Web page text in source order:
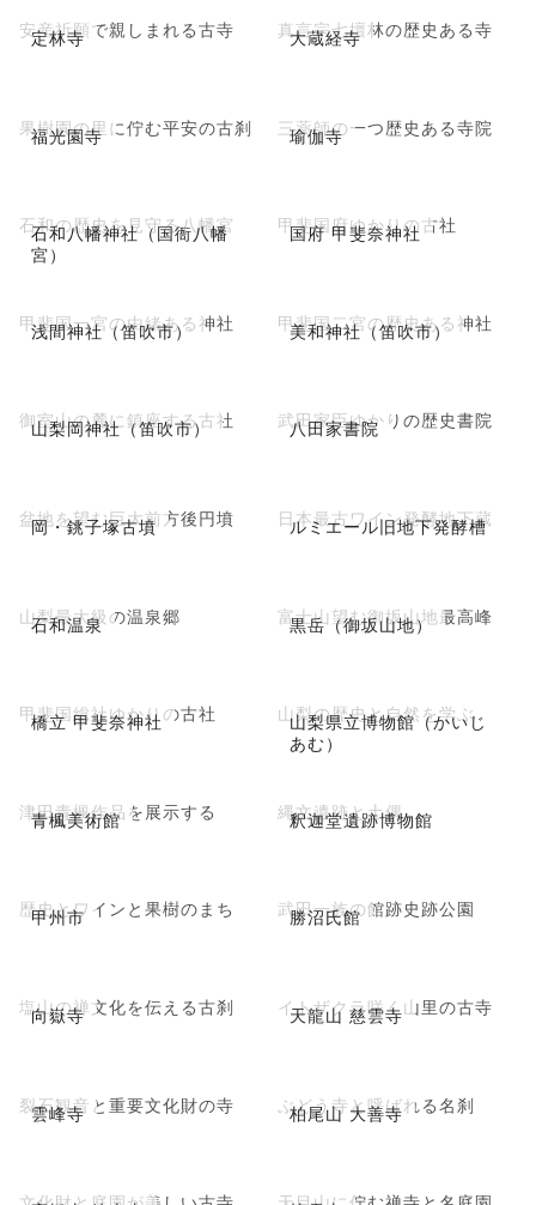
定林寺
安産祈願で親しまれる古寺 大蔵経寺
真言宗七壇林の歴史ある寺
福光園寺
果樹園の里に佇む平安の古刹 瑜伽寺
三薬師の一つ歴史ある寺院
石和八幡神社（国衙八幡
宮）
石和の歴史を見守る八幡宮 国府 甲斐奈神社
甲斐国府ゆかりの古社
浅間神社（笛吹市）
甲斐国一宮の由緒ある神社 美和神社（笛吹市）
甲斐国二宮の歴史ある神社
山梨岡神社（笛吹市）
御室山の麓に鎮座する古社 八田家書院
武田家臣ゆかりの歴史書院
岡・銚子塚古墳
盆地を望む巨大前方後円墳 ルミエール旧地下発酵槽
日本最古ワイン発酵地下蔵
石和温泉
山梨最大級の温泉郷 黒岳（御坂山地）
富士山望む御坂山地最高峰
橋立 甲斐奈神社
甲斐国総社ゆかりの古社
山梨県立博物館（かいじ
あむ）
山梨の歴史と自然を学ぶ
青楓美術館
津田青楓作品を展示する 釈迦堂遺跡博物館
縄文遺跡と土偶
甲州市
歴史とワインと果樹のまち 勝沼氏館
武田一族の館跡史跡公園
向嶽寺
塩山の禅文化を伝える古刹 天龍山 慈雲寺
イトザクラ咲く山里の古寺
雲峰寺
裂石観音と重要文化財の寺 柏尾山 大善寺
ぶどう寺と呼ばれる名刹